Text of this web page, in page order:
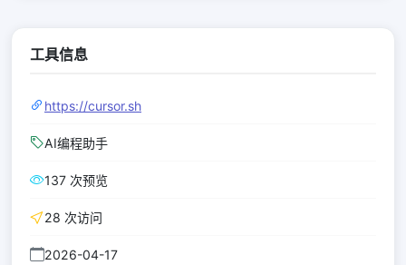
工具信息
https://cursor.sh
AI编程助手
137 次预览
28 次访问
2026-04-17